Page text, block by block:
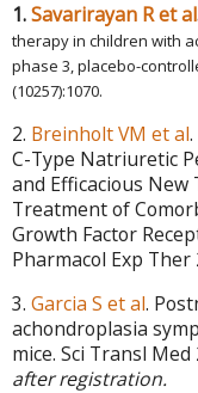
1.Savarirayan R et al
therapy in children with
phase 3, placebo-
(10257):1070.
2. Breinholt VM et al
C-Type Natriuretic
and Efficacious
Treatment of
Growth Factor
Pharmacol Exp Ther
3. Garcia S et al.
achondroplasia
mice. Sci Transl Med
after registration.